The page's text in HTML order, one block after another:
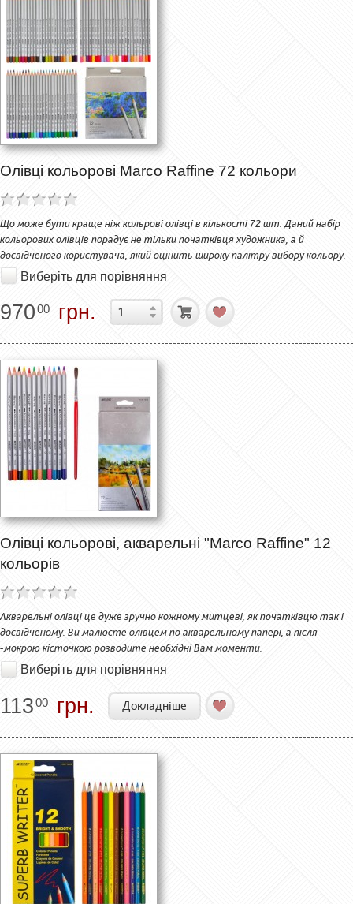
Олівці кольорові Marco Raffine 72 кольори
Що може бути краще ніж кольрові олівці в кількості 72 шт. Даний набір
кольорових олівців порадує не тільки початківця художника, а й
досвідченого користувача, який оцінить широку палітру вибору кольору.
Виберіть для порівняння
97000 грн.
Олівці кольорові, акварельні "Marco Raffine" 12
кольорів
Акварельні олівці це дуже зручно кожному митцеві, як початківцю так і
досвідченому. Ви малюєте олівцем по акварельному папері, а після
-мокрою кісточкою розводите необхідні Вам моменти.
Виберіть для порівняння
11300 грн. Докладніше